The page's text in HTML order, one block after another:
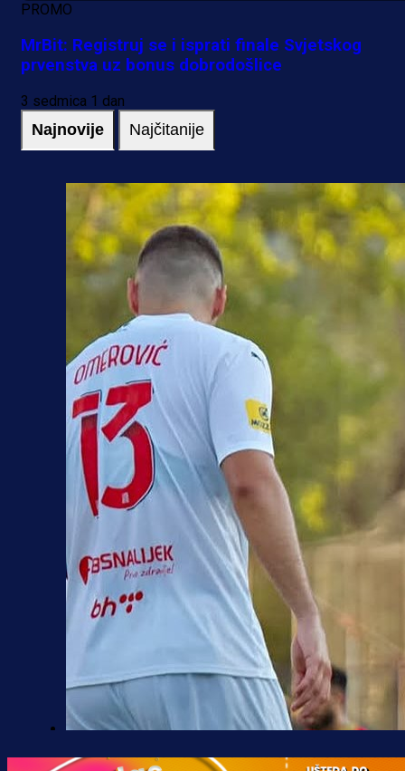
PROMO
MrBit: Registruj se i isprati finale Svjetskog
prvenstva uz bonus dobrodošlice
3 sedmica 1 dan
Najnovije Najčitanije